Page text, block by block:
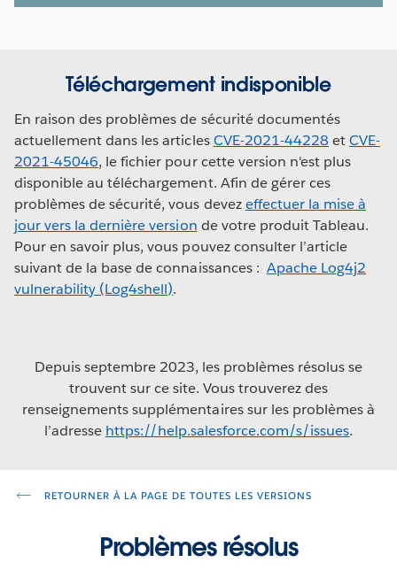
Téléchargement indisponible
En raison des problèmes de sécurité documentés
actuellement dans les articlesCVE-2021-44228 etCVE-
2021-45046, le fichier pour cette version n'est plus
disponible au téléchargement. Afin de gérer ces
problèmes de sécurité, vous devezeffectuer la mise à
jour vers la dernière version de votre produit Tableau.
Pour en savoir plus, vous pouvez consulter l’article
suivant de la base de connaissances : Apache Log4j2
vulnerability (Log4shell).
Depuis septembre 2023, les problèmes résolus se
trouvent sur ce site. Vous trouverez des
renseignements supplémentaires sur les problèmes à
l’adresse https://help.salesforce.com/s/issues.
RETOURNER À LA PAGE DE TOUTES LES VERSIONS
Problèmes résolus